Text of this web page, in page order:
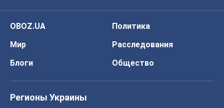
OBOZ.UA
Политика
Мир
Расследования
Блоги
Общество
Регионы Украины